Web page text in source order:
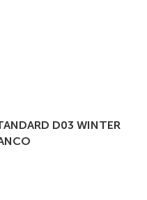
D03 WINTER